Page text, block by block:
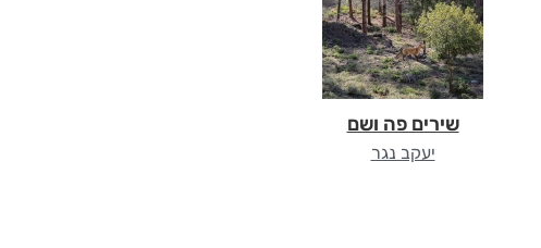
שירים פה ושם
יעקב נגר